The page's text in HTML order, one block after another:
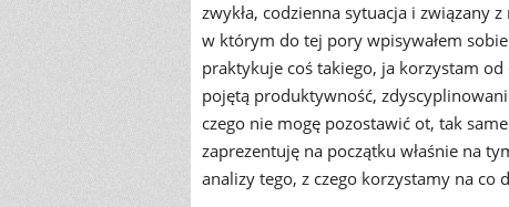
zwykła, codzienna sytuacja i związany
w którym do tej pory wpisywałem
praktykuje coś takiego, ja korzystam
pojętą produktywność,
czego nie mogę pozostawić ot, tak
zaprezentuję na początku właśnie na
analizy tego, z czego korzystamy na co